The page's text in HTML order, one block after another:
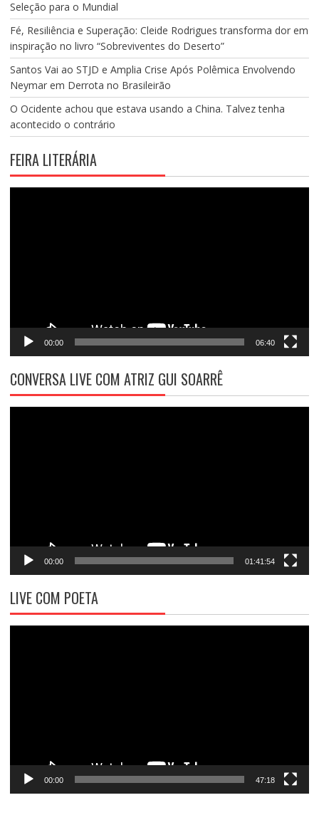
Seleção para o Mundial
Fé, Resiliência e Superação: Cleide Rodrigues transforma dor em
inspiração no livro “Sobreviventes do Deserto”
Santos Vai ao STJD e Amplia Crise Após Polêmica Envolvendo
Neymar em Derrota no Brasileirão
O Ocidente achou que estava usando a China. Talvez tenha
acontecido o contrário
FEIRA LITERÁRIA
00:00 06:40
CONVERSA LIVE COM ATRIZ GUI SOARRÊ
00:00 01:41:54
LIVE COM POETA
00:00 47:18